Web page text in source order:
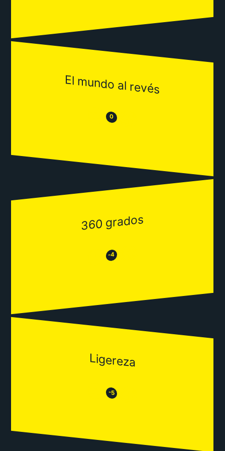
El mundo al revés
😒 0 😂
360 grados
😒 -4 😂
Ligereza
😒 -5 😂